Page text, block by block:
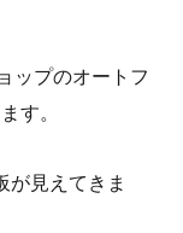
ップのオートフ
す。
が見えてきま